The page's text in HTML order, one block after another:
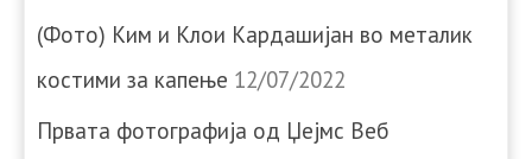
(Фото) Ким и Клои Кардашијан во металик
костими за капење 12/07/2022
Првата фотографија од Џејмс Веб